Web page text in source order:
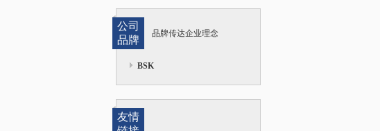
公司
品牌
品牌传达企业理念
BSK
友情